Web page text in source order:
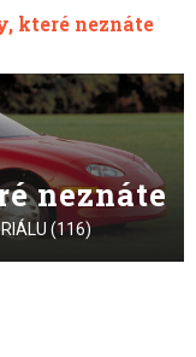
neznáte
(116)
které neznáte